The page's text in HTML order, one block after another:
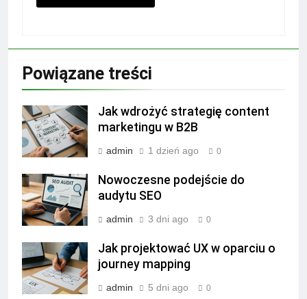
Powiązane treści
Jak wdrożyć strategię content
marketingu w B2B
admin 1 dzień ago 0
Nowoczesne podejście do
audytu SEO
admin 3 dni ago 0
Jak projektować UX w oparciu o
journey mapping
admin 5 dni ago 0